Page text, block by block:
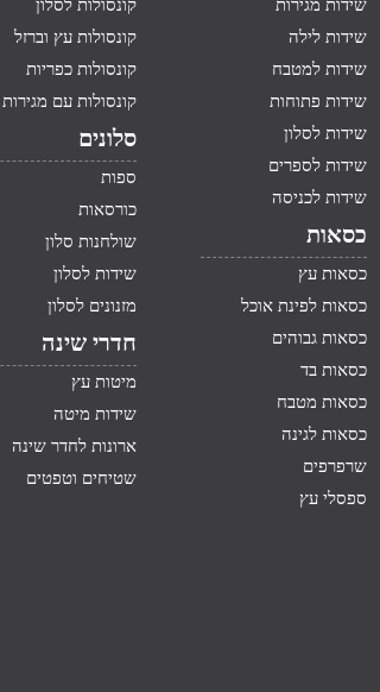
שידות מגירות
שידות לילה
שידות למטבח
שידות פתוחות
שידות לסלון
שידות לספרים
שידות לכניסה
כסאות
כסאות עץ
כסאות לפינת אוכל
כסאות גבוהים
כסאות בד
כסאות מטבח
כסאות לגינה
שרפרפים
ספסלי עץ
קונסולות לסלון
קונסולות עץ וברזל
קונסולות כפריות
קונסולות עם מגירות
סלונים
ספות
כורסאות
שולחנות סלון
שידות לסלון
מזנונים לסלון
חדרי שינה
מיטות עץ
שידות מיטה
ארונות לחדר שינה
שטיחים וטפטים